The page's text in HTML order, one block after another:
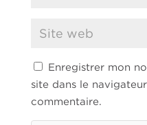
Enregistrer mon
site dans le
commentaire.